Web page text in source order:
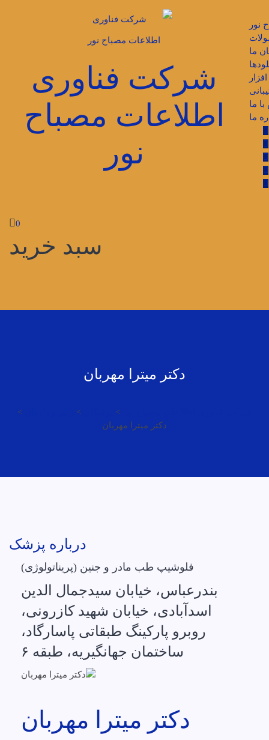
شرکت فناوری
اطلاعات مصباح
نور
0
سبد خرید
نور
ما
ما
ما
دکتر میترا مهربان
>
>
>
دکتر میترا مهربان
درباره پزشک
فلوشیپ طب مادر و جنین (پریناتولوژی)
بندرعباس، خیابان سیدجمال الدین
اسدآبادی، خیابان شهید کازرونی،
روبرو پارکینگ طبقاتی پاسارگاد،
ساختمان جهانگیریه، طبقه ۶
دکتر میترا مهربان